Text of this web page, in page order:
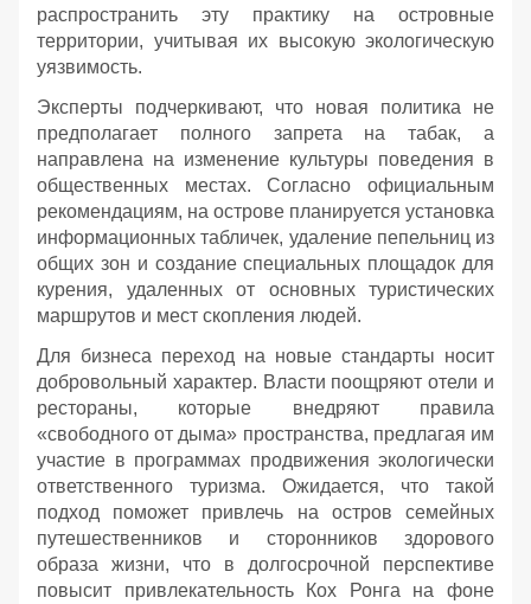
распространить эту практику на островные
территории, учитывая их высокую экологическую
уязвимость.
Эксперты подчеркивают, что новая политика не
предполагает полного запрета на табак, а
направлена на изменение культуры поведения в
общественных местах. Согласно официальным
рекомендациям, на острове планируется установка
информационных табличек, удаление пепельниц из
общих зон и создание специальных площадок для
курения, удаленных от основных туристических
маршрутов и мест скопления людей.
Для бизнеса переход на новые стандарты носит
добровольный характер. Власти поощряют отели и
рестораны, которые внедряют правила
«свободного от дыма» пространства, предлагая им
участие в программах продвижения экологически
ответственного туризма. Ожидается, что такой
подход поможет привлечь на остров семейных
путешественников и сторонников здорового
образа жизни, что в долгосрочной перспективе
повысит привлекательность Кох Ронга на фоне